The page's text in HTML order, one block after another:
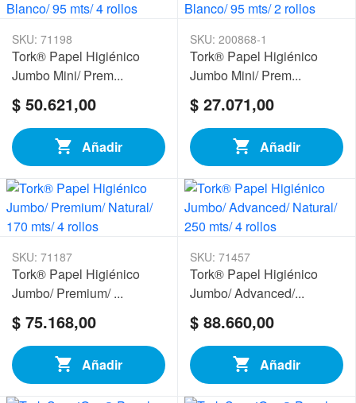
SKU: 71198
Tork® Papel Higiénico
Jumbo Mini/ Prem...
$ 50.621,00
Añadir
SKU: 200868-1
Tork® Papel Higiénico
Jumbo Mini/ Prem...
$ 27.071,00
Añadir
SKU: 71187
Tork® Papel Higiénico
Jumbo/ Premium/ ...
$ 75.168,00
Añadir
SKU: 71457
Tork® Papel Higiénico
Jumbo/ Advanced/...
$ 88.660,00
Añadir